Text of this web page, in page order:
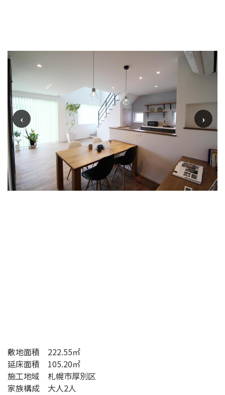
敷地面積 222.55㎡
延床面積 105.20㎡
施工地域 札幌市厚別区
家族構成 大人2人